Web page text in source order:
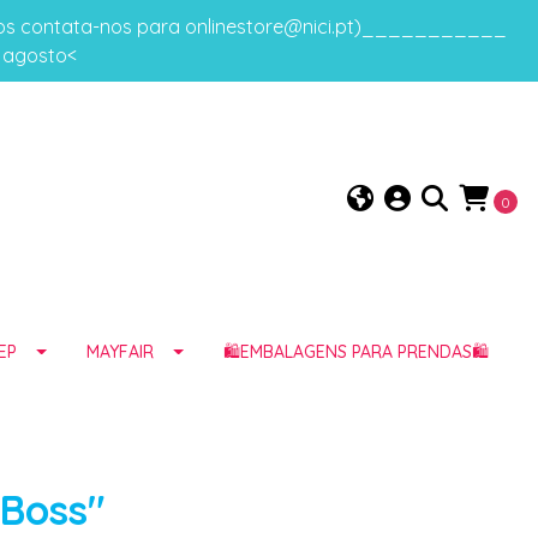
contata-nos para onlinestore@nici.pt)___________
agosto<
0
MAYFAIR 🛍️EMBALAGENS PARA PRENDAS🛍️